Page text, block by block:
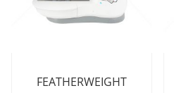
FEATHERWEIGHT